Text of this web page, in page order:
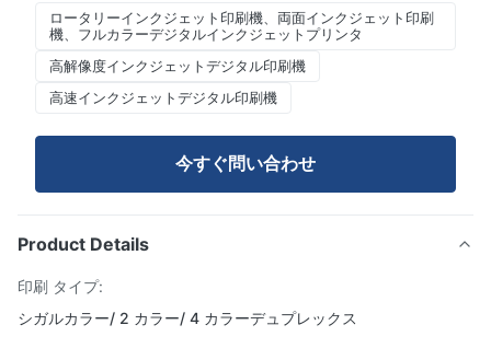
ロータリーインクジェット印刷機、両面インクジェット印刷
機、フルカラーデジタルインクジェットプリンタ
高解像度インクジェットデジタル印刷機
高速インクジェットデジタル印刷機
今すぐ問い合わせ
Product Details
印刷 タイプ:
シガルカラー/ 2 カラー/ 4 カラーデュプレックス